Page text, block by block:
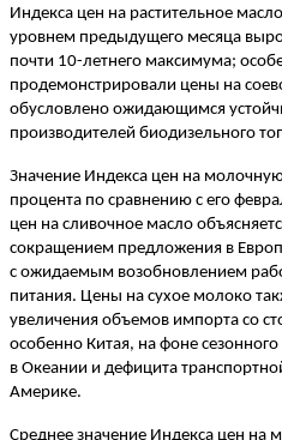
Индекса цен на растительное
уровнем предыдущего месяца
почти 10-летнего максимума;
продемонстрировали цены на
обусловлено ожидающимся
производителей биодизельного
Значение Индекса цен на
процента по сравнению с его
цен на сливочное масло
сокращением предложения в
с ожидаемым возобновлением
питания. Цены на сухое молоко
увеличения объемов импорта со
особенно Китая, на фоне
в Океании и дефицита
Америке.
Среднее значение Индекса цен на